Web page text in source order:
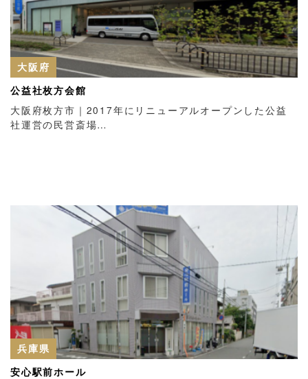
大阪府
公益社枚方会館
大阪府枚方市｜2017年にリニューアルオープンした公益
社運営の民営斎場…
兵庫県
安心駅前ホール